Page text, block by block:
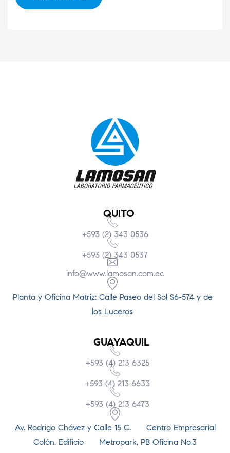
QUITO
+593 (2) 343 0536
+593 (2) 343 0537
info@www.lamosan.com.ec
Planta y Oficina Matriz: Calle Paseo del Sol S6-574 y de
los Luceros
GUAYAQUIL
+593 (4) 213 6325
+593 (4) 213 6633
+593 (4) 213 6473
Av. Rodrigo Chávez y Calle 15 C. Centro Empresarial
Colón. Edificio Metropark, PB Oficina No.3